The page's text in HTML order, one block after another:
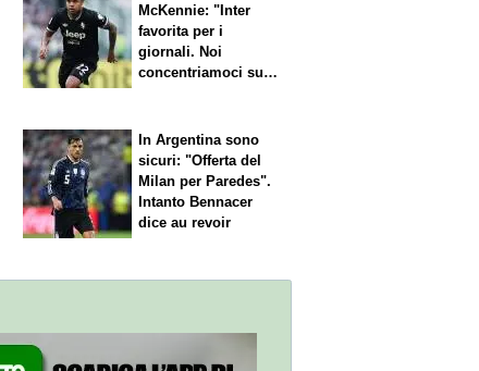
McKennie: "Inter
favorita per i
giornali. Noi
concentriamoci sul
In Argentina sono
sicuri: "Offerta del
Milan per Paredes".
Intanto Bennacer
diceau revoir